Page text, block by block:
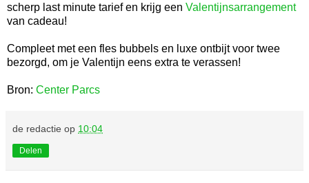
scherp last minute tarief en krijg een Valentijnsarrangement
van cadeau!
Compleet met een fles bubbels en luxe ontbijt voor twee
bezorgd, om je Valentijn eens extra te verassen!
Bron: Center Parcs
de redactie op 10:04
Delen